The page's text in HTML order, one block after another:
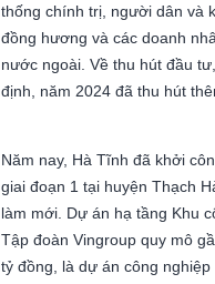
thống chính trị, người dân và
đồng hương và các doanh
nước ngoài. Về thu hút đầu
định, năm 2024 đã thu hút
Năm nay, Hà Tĩnh đã khởi
giai đoạn 1 tại huyện Thạch
làm mới. Dự án hạ tầng Khu
Tập đoàn Vingroup quy mô
tỷ đồng, là dự án công